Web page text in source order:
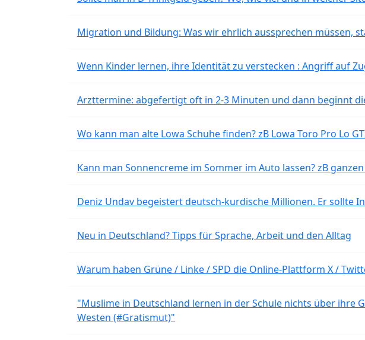
Migration und Bildung: Was wir ehrlich aussprechen müssen,
Wenn Kinder lernen, ihre Identität zu verstecken : Angriff auf
Arzttermine: abgefertigt oft in 2-3 Minuten und dann beginnt
Wo kann man alte Lowa Schuhe finden? zB Lowa Toro Pro Lo
Kann man Sonnencreme im Sommer im Auto lassen? zB
Deniz Undav begeistert deutsch-kurdische Millionen. Er sollte
Neu in Deutschland? Tipps für Sprache, Arbeit und den Alltag
Warum haben Grüne / Linke / SPD die Online-Plattform X /
"Muslime in Deutschland lernen in der Schule nichts über ihre
Westen (#Gratismut)"